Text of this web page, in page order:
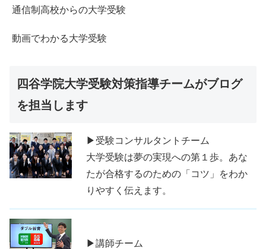
通信制高校からの大学受験
動画でわかる大学受験
四谷学院大学受験対策指導チームがブログ
を担当します
▶受験コンサルタントチーム
大学受験は夢の実現への第１歩。あな
たが合格するのための「コツ」をわか
りやすく伝えます。
▶講師チーム